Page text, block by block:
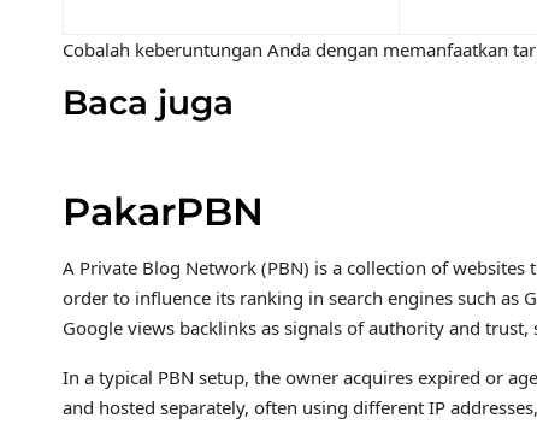
Cobalah keberuntungan Anda dengan memanfaatkan
Baca juga
PakarPBN
A Private Blog Network (PBN) is a collection of
order to influence its ranking in search engines such as
Google views backlinks as signals of authority and
In a typical PBN setup, the owner acquires expired or
and hosted separately, often using different IP